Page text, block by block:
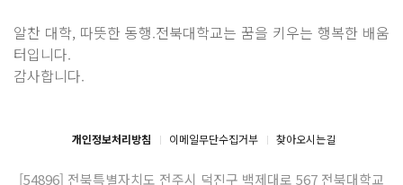
알찬 대학, 따뜻한 동행.전북대학교는 꿈을 키우는 행복한 배움
터입니다.
감사합니다.
개인정보처리방침 이메일무단수집거부 찾아오시는길
[54896] 전북특별자치도 전주시 덕진구 백제대로 567 전북대학교